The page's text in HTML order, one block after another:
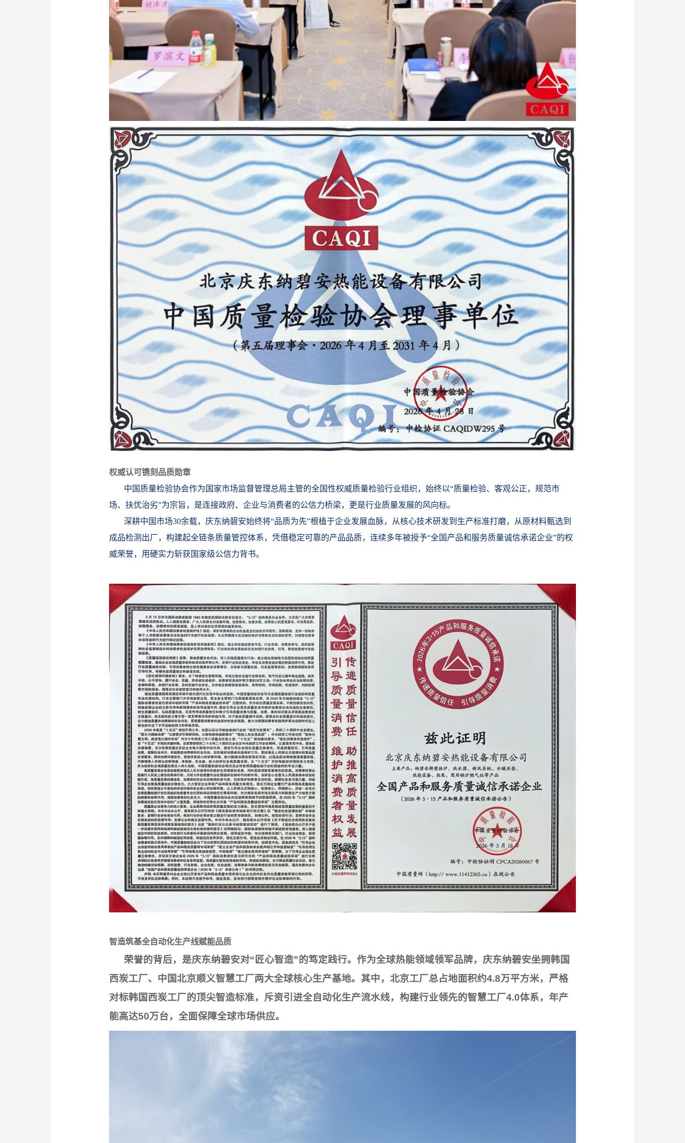
权威认可镌刻品质勋章
中国质量检验协会作为国家市场监督管理总局主管的全国性权威质量检验行业组织，始终以“质量检验、客观公正，规范市
场、扶优治劣”为宗旨，是连接政府、企业与消费者的公信力桥梁，更是行业质量发展的风向标。
深耕中国市场30余载，庆东纳碧安始终将“品质为先”根植于企业发展血脉，从核心技术研发到生产标准打磨，从原材料甄选到
成品检测出厂，构建起全链条质量管控体系，凭借稳定可靠的产品品质，连续多年被授予“全国产品和服务质量诚信承诺企业”的权
威荣誉，用硬实力斩获国家级公信力背书。
智造筑基全自动化生产线赋能品质
荣誉的背后，是庆东纳碧安对“匠心智造”的笃定践行。作为全球热能领域领军品牌，庆东纳碧安坐拥韩国
西炭工厂、中国北京顺义智慧工厂两大全球核心生产基地。其中，北京工厂总占地面积约4.8万平方米，严格
对标韩国西炭工厂的顶尖智造标准，斥资引进全自动化生产流水线，构建行业领先的智慧工厂4.0体系，年产
能高达50万台，全面保障全球市场供应。